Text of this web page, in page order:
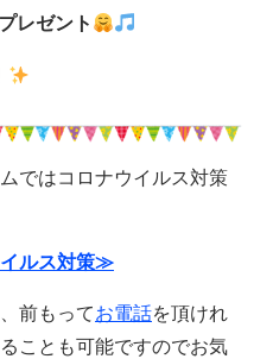
プレゼント
ではコロナウイルス対策
ルス対策≫
前もってお電話を頂けれ
ことも可能ですのでお気